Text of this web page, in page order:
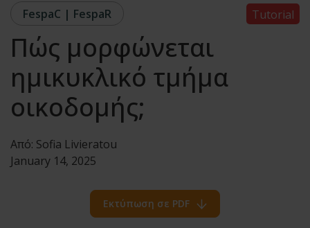
FespaC | FespaR Tutorial
Πώς μορφώνεται
ημικυκλικό τμήμα
οικοδομής;
Από: Sofia Livieratou
January 14, 2025
Εκτύπωση σε PDF